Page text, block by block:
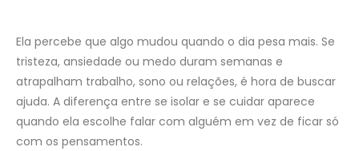
Ela percebe que algo mudou quando o dia pesa mais. Se
tristeza, ansiedade ou medo duram semanas e
atrapalham trabalho, sono ou relações, é hora de buscar
ajuda. A diferença entre se isolar e se cuidar aparece
quando ela escolhe falar com alguém em vez de ficar só
com os pensamentos.